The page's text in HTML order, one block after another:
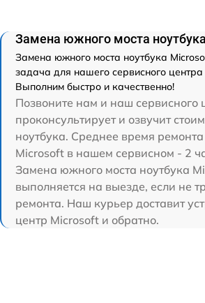
Замена южного моста
Замена южного моста ноутбука
задача для нашего сервисного
Выполним быстро и качественно!
Позвоните нам и наш сервисного
проконсультирует и озвучит
ноутбука. Среднее время ремонта
Microsoft в нашем сервисном - 2
Замена южного моста ноутбука
выполняется на выезде, если не
ремонта. Наш курьер доставит
центр Microsoft и обратно.